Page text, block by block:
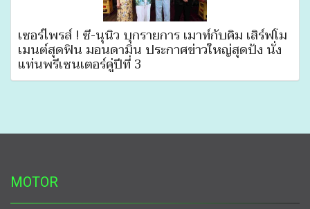
เซอร์ไพรส์ ! ซี-นุนิว บุกรายการ เมาท์กับคิ้ม เสิร์ฟโม
เมนต์สุดฟิน มอนดามิน ประกาศข่าวใหญ่สุดปัง นั่ง
แท่นพรีเซนเตอร์คู่ปีที่ 3
MOTOR